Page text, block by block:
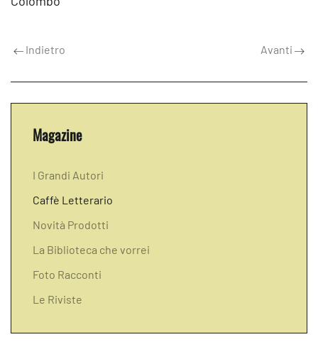
Indietro Avanti
Magazine
I Grandi Autori
Caffè Letterario
Novità Prodotti
La Biblioteca che vorrei
Foto Racconti
Le Riviste